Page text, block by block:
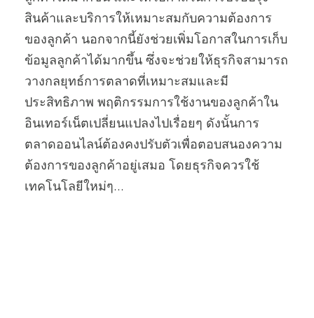
สินค้าและบริการให้เหมาะสมกับความต้องการ
ของลูกค้า นอกจากนี้ยังช่วยเพิ่มโอกาสในการเก็บ
ข้อมูลลูกค้าได้มากขึ้น ซึ่งจะช่วยให้ธุรกิจสามารถ
วางกลยุทธ์การตลาดที่เหมาะสมและมี
ประสิทธิภาพ พฤติกรรมการใช้งานของลูกค้าใน
อินเทอร์เน็ตเปลี่ยนแปลงไปเรื่อยๆ ดังนั้นการ
ตลาดออนไลน์ต้องคงปรับตัวเพื่อตอบสนองความ
ต้องการของลูกค้าอยู่เสมอ โดยธุรกิจควรใช้
เทคโนโลยีใหม่ๆ...